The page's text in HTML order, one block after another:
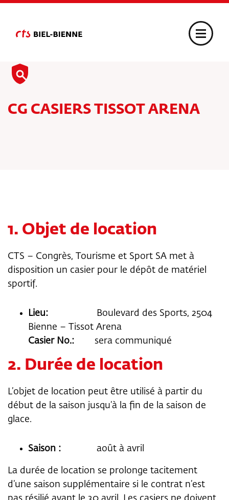
CG CASIERS TISSOT ARENA
1. Objet de location
CTS – Congrès, Tourisme et Sport SA met à
disposition un casier pour le dépôt de matériel
sportif.
Lieu:
Boulevard des Sports, 2504
Bienne – Tissot Arena
Casier No.:
sera communiqué
2. Durée de location
L’objet de location peut être utilisé à partir du
début de la saison jusqu’à la fin de la saison de
glace.
Saison : août à avril
La durée de location se prolonge tacitement
d’une saison supplémentaire si le contrat n’est